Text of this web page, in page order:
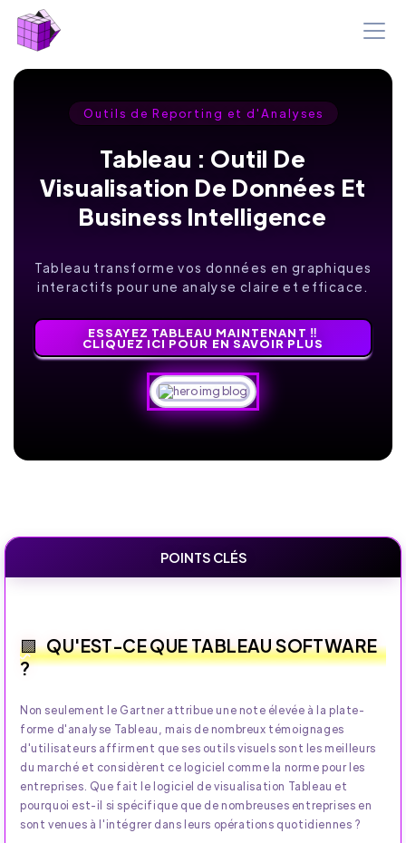
Outils de Reporting et d'Analyses
Tableau : Outil De
Visualisation De Données Et
Business Intelligence
Tableau transforme vos données en graphiques
interactifs pour une analyse claire et efficace.
ESSAYEZ TABLEAU MAINTENANT ‼️
CLIQUEZ ICI POUR EN SAVOIR PLUS
POINTS CLÉS
QU'EST-CE QUE TABLEAU SOFTWARE
?
Non seulement le Gartner attribue une note élevée à la plate-
forme d'analyse Tableau, mais de nombreux témoignages
d'utilisateurs affirment que ses outils visuels sont les meilleurs
du marché et considèrent ce logiciel comme la norme pour les
entreprises. Que fait le logiciel de visualisation Tableau et
pourquoi est-il si spécifique que de nombreuses entreprises en
sont venues à l'intégrer dans leurs opérations quotidiennes ?